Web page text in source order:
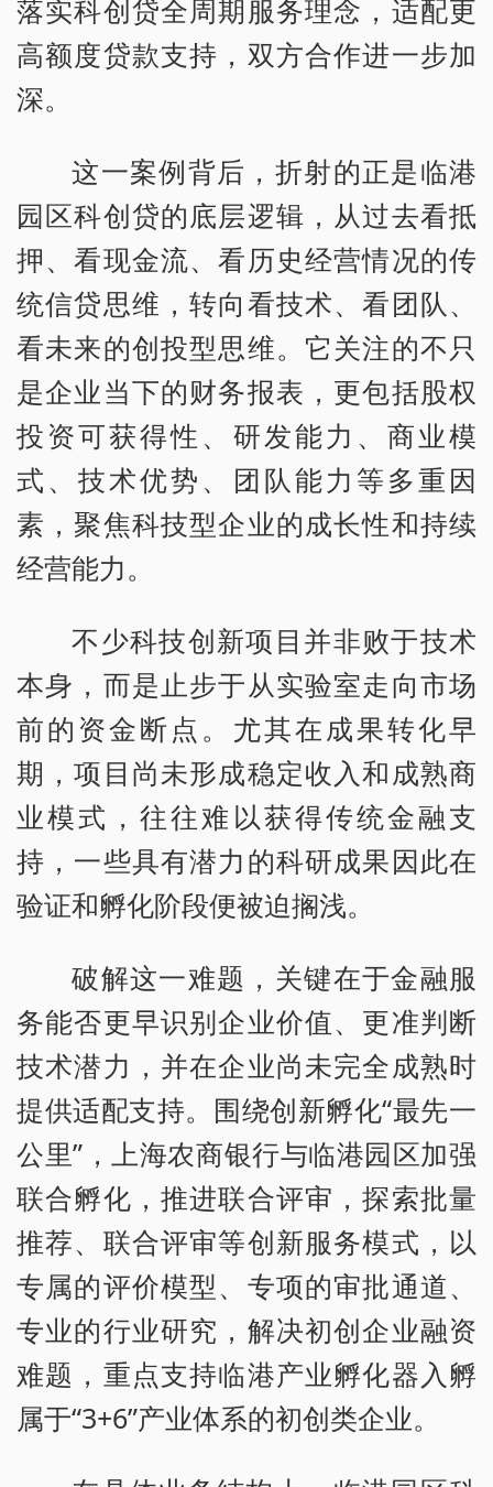
落实科创贷全周期服务理念，适配更
高额度贷款支持，双方合作进一步加
深。
这一案例背后，折射的正是临港
园区科创贷的底层逻辑，从过去看抵
押、看现金流、看历史经营情况的传
统信贷思维，转向看技术、看团队、
看未来的创投型思维。它关注的不只
是企业当下的财务报表，更包括股权
投资可获得性、研发能力、商业模
式、技术优势、团队能力等多重因
素，聚焦科技型企业的成长性和持续
经营能力。
不少科技创新项目并非败于技术
本身，而是止步于从实验室走向市场
前的资金断点。尤其在成果转化早
期，项目尚未形成稳定收入和成熟商
业模式，往往难以获得传统金融支
持，一些具有潜力的科研成果因此在
验证和孵化阶段便被迫搁浅。
破解这一难题，关键在于金融服
务能否更早识别企业价值、更准判断
技术潜力，并在企业尚未完全成熟时
提供适配支持。围绕创新孵化“最先一
公里”，上海农商银行与临港园区加强
联合孵化，推进联合评审，探索批量
推荐、联合评审等创新服务模式，以
专属的评价模型、专项的审批通道、
专业的行业研究，解决初创企业融资
难题，重点支持临港产业孵化器入孵
属于“3+6”产业体系的初创类企业。